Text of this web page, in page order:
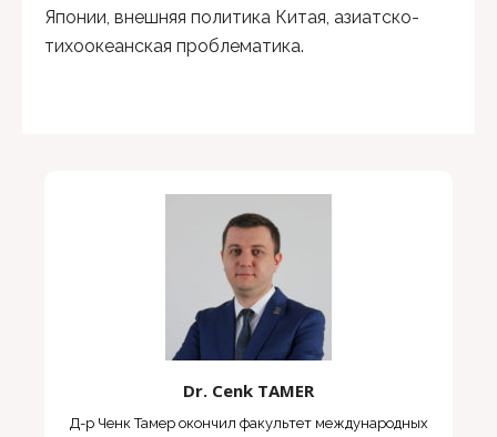
Японии, внешняя политика Китая, азиатско-
тихоокеанская проблематика.
Dr. Cenk TAMER
Д-р Ченк Тамер окончил факультет международных